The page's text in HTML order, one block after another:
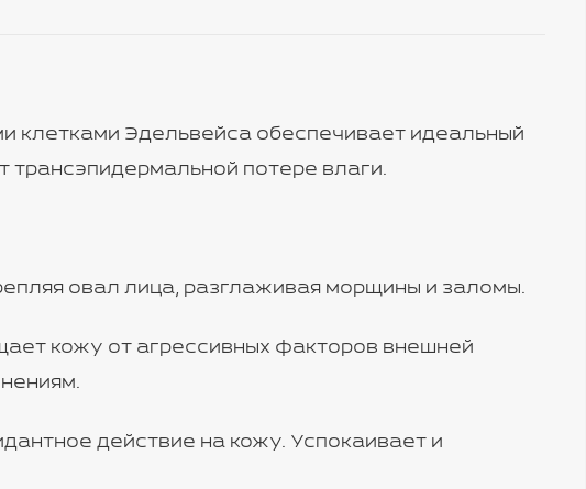
клетками Эдельвейса обеспечивает идеальный
трансэпидермальной потере влаги.
овал лица, разглаживая морщины и заломы.
кожу от агрессивных факторов внешней
действие на кожу. Успокаивает и